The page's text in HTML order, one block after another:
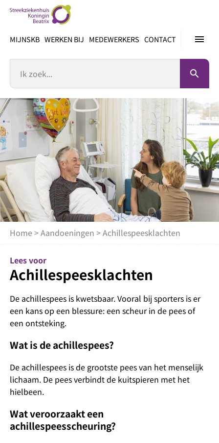
inhoud
menu
MIJNSKB WERKEN BIJ MEDEWERKERS CONTACT
search
Home >Aandoeningen > Achillespeesklachten
Lees voor
Achillespeesklachten
De achillespees is kwetsbaar. Vooral bij sporters is er
een kans op een blessure: een scheur in de pees of
een ontsteking.
Wat is de achillespees?
De achillespees is de grootste pees van het menselijk
lichaam. De pees verbindt de kuitspieren met het
hielbeen.
Wat veroorzaakt een
achillespeesscheuring?